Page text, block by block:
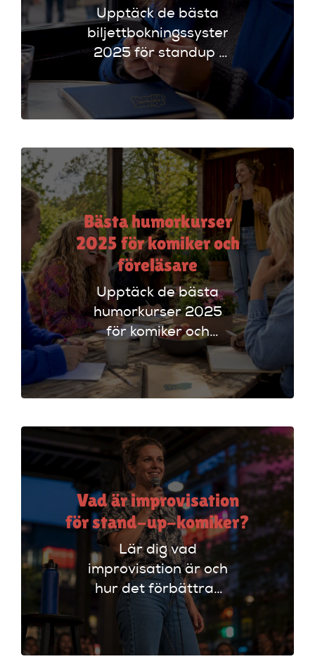
Upptäck de bästa
biljettbokningssystem
2025 för standup i
UK. Jämför
plattformar som
Ticketmaster och
rätt alternativ!
Bästa humorkurser
2025 för komiker och
föreläsare
Upptäck de bästa
humorkurser 2025
för komiker och
föreläsare. Lär dig
tekniker och få
scenerfarenhet med
Vad är improvisation
för stand-up-komiker?
Lär dig vad
improvisation är och
hur det förbättrar
din stand-up!
Upptäck tekniker
som stärker ditt